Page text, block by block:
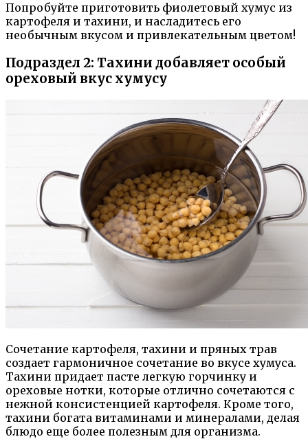
Попробуйте приготовить фиолетовый хумус из
картофеля и тахини, и насладитесь его
необычным вкусом и привлекательным цветом!
Подраздел 2: Тахини добавляет особый
ореховый вкус хумусу
Сочетание картофеля, тахини и пряных трав
создает гармоничное сочетание во вкусе хумуса.
Тахини придает пасте легкую горчинку и
ореховые нотки, которые отлично сочетаются с
нежной консистенцией картофеля. Кроме того,
тахини богата витаминами и минералами, делая
блюдо еще более полезным для организма.